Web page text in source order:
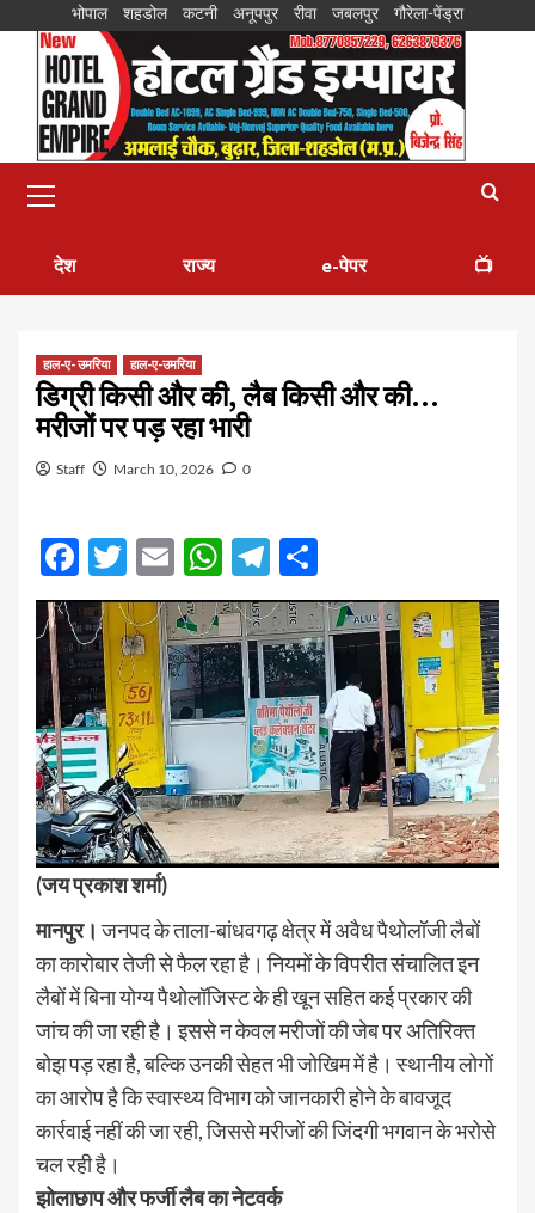
भोपाल शहडोल कटनी अनूपपुर रीवा जबलपुर गौरेला-पेंड्रा
देश राज्य e-पेपर 📺
हाल-ए- उमरिया हाल-ए-उमरिया
डिग्री किसी और की, लैब किसी और की…
मरीजों पर पड़ रहा भारी
Staff March 10, 2026 0
Facebook
Twitter
EmailWhatsApp
Telegram
(जय प्रकाश शर्मा)
मानपुर। जनपद के ताला-बांधवगढ़ क्षेत्र में अवैध पैथोलॉजी लैबों
का कारोबार तेजी से फैल रहा है। नियमों के विपरीत संचालित इन
लैबों में बिना योग्य पैथोलॉजिस्ट के ही खून सहित कई प्रकार की
जांच की जा रही है। इससे न केवल मरीजों की जेब पर अतिरिक्त
बोझ पड़ रहा है, बल्कि उनकी सेहत भी जोखिम में है। स्थानीय लोगों
का आरोप है कि स्वास्थ्य विभाग को जानकारी होने के बावजूद
कार्रवाई नहीं की जा रही, जिससे मरीजों की जिंदगी भगवान के भरोसे
चल रही है।
झोलाछाप और फर्जी लैब का नेटवर्क